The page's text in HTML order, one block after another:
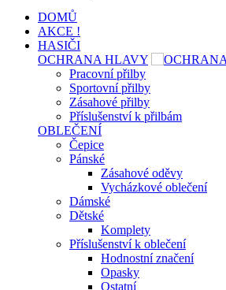
DOMŮ
AKCE !
HASIČI
OCHRANA HLAVY
Pracovní přilby
Sportovní přilby
Zásahové přilby
Příslušenství k přilbám
OBLEČENÍ
Čepice
Pánské
Zásahové oděvy
Vycházkové oblečení
Dámské
Dětské
Komplety
Příslušenství k oblečení
Hodnostní značení
Opasky
Ostatní